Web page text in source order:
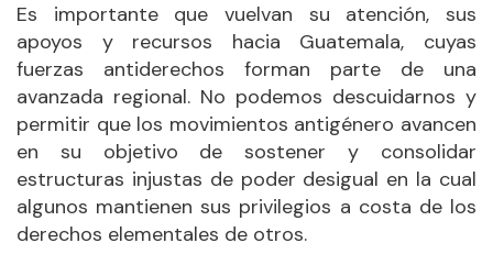
Es importante que vuelvan su atención, sus
apoyos y recursos hacia Guatemala, cuyas
fuerzas antiderechos forman parte de una
avanzada regional. No podemos descuidarnos y
permitir que los movimientos antigénero avancen
en su objetivo de sostener y consolidar
estructuras injustas de poder desigual en la cual
algunos mantienen sus privilegios a costa de los
derechos elementales de otros.